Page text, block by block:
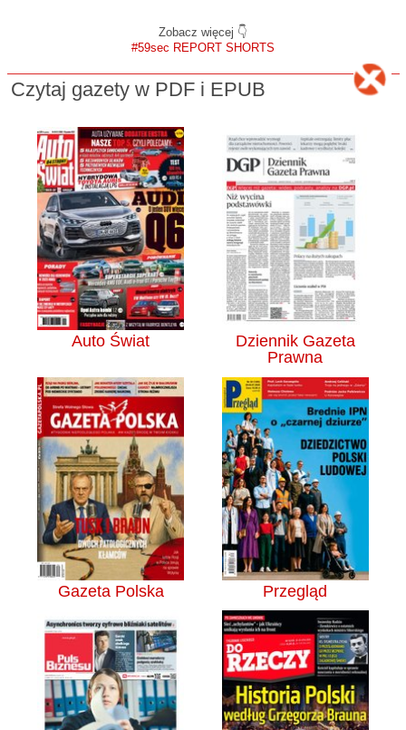
Zobacz więcej 👇
#59sec REPORT SHORTS
Czytaj gazety w PDF i EPUB
Auto Świat
Dziennik Gazeta
Prawna
Gazeta Polska Przegląd